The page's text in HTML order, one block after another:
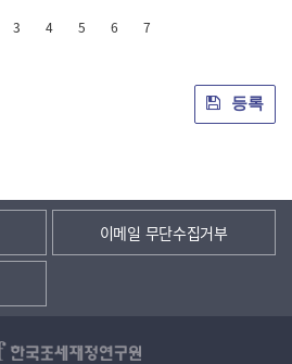
3 4 5 6 7
등록
이메일 무단수집거부